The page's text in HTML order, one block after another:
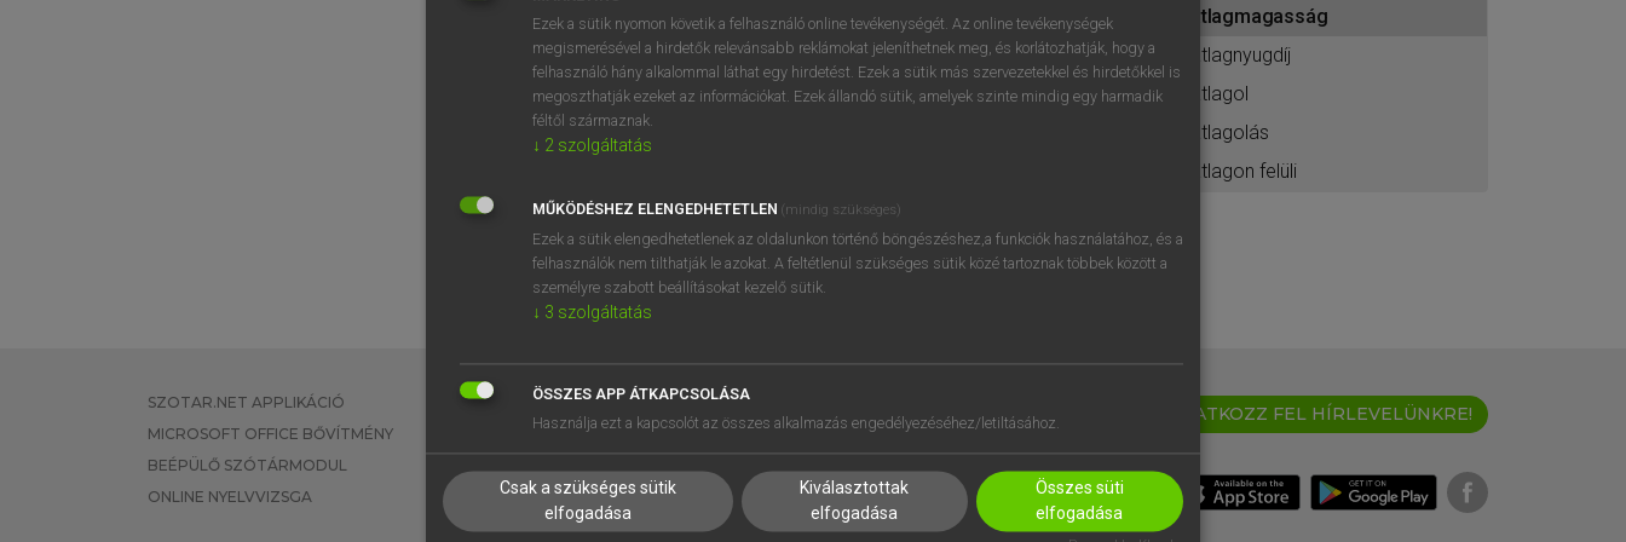
BELÉPÉS
próbaverziójának elindításához
regisztrálok ésbelépek.
REGISZTRÁCIÓ
átlagmagasság
átlagnyugdíj
átlagol
átlagolás
átlagon felüli
SZOTAR.NET APPLIKÁCIÓ
MICROSOFT OFFICE BŐVÍTMÉNY
BEÉPÜLŐ SZÓTÁRMODUL
ONLINE NYELVVIZSGA
EGYÉNI FELHASZNÁLÓKNAK
TANULÓKNAK
VÁLLALATI MEGOLDÁSOK
SÚGÓ
RÓLUNK
SÜTI BEÁLLÍTÁSOK
IRATKOZZ FEL HÍRLEVELÜNKRE!
Ezek a sütik nyomon követik a felhasználó online tevékenységét. Az online tevékenységek
megismerésével a hirdetők relevánsabb reklámokat jeleníthetnek meg, és korlátozhatják, hogy a
felhasználó hány alkalommal láthat egy hirdetést. Ezek a sütik más szervezetekkel és hirdetőkkel is
megoszthatják ezeket az információkat. Ezek állandó sütik, amelyek szinte mindig egy harmadik
féltől származnak.
↓ 2 szolgáltatás
MŰKÖDÉSHEZ ELENGEDHETETLEN (mindig szükséges)
Ezek a sütik elengedhetetlenek az oldalunkon történő böngészéshez,a funkciók használatához, és a
felhasználók nem tilthatják le azokat. A feltétlenül szükséges sütik közé tartoznak többek között a
személyre szabott beállításokat kezelő sütik.
↓ 3 szolgáltatás
ÖSSZES APP ÁTKAPCSOLÁSA
Használja ezt a kapcsolót az összes alkalmazás engedélyezéséhez/letiltásához.
Csak a szükséges sütik
elfogadása
Kiválasztottak
elfogadása
Összes süti
elfogadása